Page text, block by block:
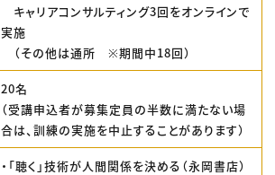
キャリアコンサルティング3回をオンラインで
実施
（その他は通所 ※期間中18回）
20名
（受講申込者が募集定員の半数に満たない場
合は、訓練の実施を中止することがあります）
・「聴く」技術が人間関係を決める（永岡書店）